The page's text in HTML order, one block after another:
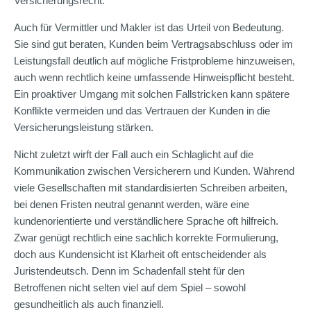
Auch für Vermittler und Makler ist das Urteil von Bedeutung.
Sie sind gut beraten, Kunden beim Vertragsabschluss oder im
Leistungsfall deutlich auf mögliche Fristprobleme hinzuweisen,
auch wenn rechtlich keine umfassende Hinweispflicht besteht.
Ein proaktiver Umgang mit solchen Fallstricken kann spätere
Konflikte vermeiden und das Vertrauen der Kunden in die
Versicherungsleistung stärken.
Nicht zuletzt wirft der Fall auch ein Schlaglicht auf die
Kommunikation zwischen Versicherern und Kunden. Während
viele Gesellschaften mit standardisierten Schreiben arbeiten,
bei denen Fristen neutral genannt werden, wäre eine
kundenorientierte und verständlichere Sprache oft hilfreich.
Zwar genügt rechtlich eine sachlich korrekte Formulierung,
doch aus Kundensicht ist Klarheit oft entscheidender als
Juristendeutsch. Denn im Schadenfall steht für den
Betroffenen nicht selten viel auf dem Spiel – sowohl
gesundheitlich als auch finanziell.